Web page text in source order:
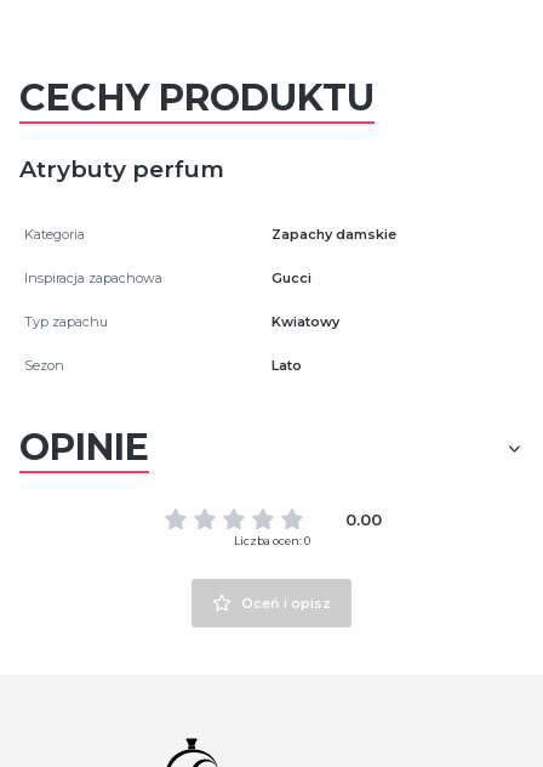
CECHY PRODUKTU
Atrybuty perfum
Kategoria Zapachy damskie
Inspiracja zapachowa Gucci
Typ zapachu Kwiatowy
Sezon Lato
OPINIE
0.00
Liczba ocen: 0
Oceń i opisz